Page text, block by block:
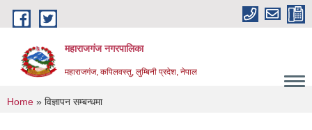
Skip to main content
महाराजगंज नगरपालिका
महाराजगंज, कपिलवस्तु, लुम्बिनी प्रदेश, नेपाल
You are here
Home » विज्ञापन सम्बन्धमा